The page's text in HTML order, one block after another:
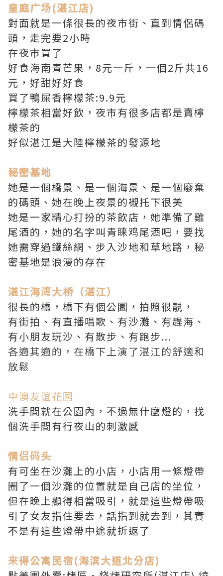
皇庭广场(湛江店)
對面就是一條很長的夜市街、直到情侶碼
頭，走完要2小時
在夜市買了
好食海南青芒果，8元一斤，一個2斤共16
元，好甜好好食
買了鴨屎香檸檬茶:9.9元
檸檬茶相當好飲，夜市有很多店都是賣檸
檬茶的
好似湛江是大陸檸檬茶的發源地
秘密基地
她是一個橋景、是一個海景、是一個廢棄
的碼頭、她在晚上夜景的襯托下很美
她是一家精心打扮的茶飲店，她準備了雞
尾酒的，她的名字叫青睐鸡尾酒吧，要找
她需穿過鐵絲網、步入沙地和草地路，秘
密基地是浪漫的存在
湛江海湾大桥（湛江）
很長的橋，橋下有個公園，拍照很靚，
有街拍、有直播唱歌、有沙灘、有趕海、
有小朋友玩沙、有散步、有跑步...
各適其適的，在橋下上演了湛江的舒適和
放鬆
中澳友谊花园
洗手間就在公園內，不過無什麼燈的，找
個洗手間有行夜山的刺激感
情侣码头
有可坐在沙灘上的小店，小店用一條燈帶
圈了一個沙灘的位置就是自己店的坐位，
但在晚上顯得相當吸引，就是這些燈帶吸
引了女友指住要去，話指到就去到，其實
不是有這些燈帶中途就折返了
来得公寓民宿(海滨大道北分店)